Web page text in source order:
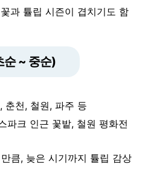
과 튤립 시즌이 겹치기도 함
순 ~ 중순)
춘천, 철원, 파주 등
파크 인근 꽃밭, 철원 평화전
큼, 늦은 시기까지 튤립 감상